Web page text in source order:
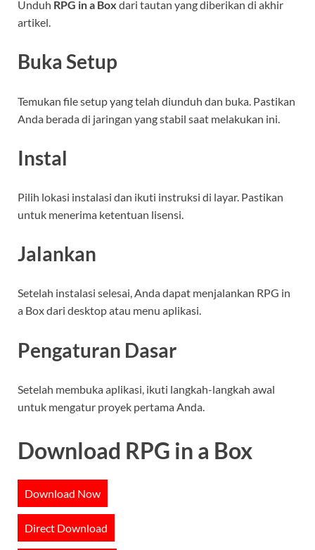
Unduh RPG in a Box dari tautan yang diberikan di akhir
artikel.
Buka Setup
Temukan file setup yang telah diunduh dan buka. Pastikan
Anda berada di jaringan yang stabil saat melakukan ini.
Instal
Pilih lokasi instalasi dan ikuti instruksi di layar. Pastikan
untuk menerima ketentuan lisensi.
Jalankan
Setelah instalasi selesai, Anda dapat menjalankan RPG in
a Box dari desktop atau menu aplikasi.
Pengaturan Dasar
Setelah membuka aplikasi, ikuti langkah-langkah awal
untuk mengatur proyek pertama Anda.
Download RPG in a Box
Download Now
Direct Download